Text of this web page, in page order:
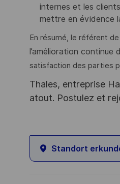
internes et les
mettre en évidence
En résumé, le référent
l’amélioration continue
satisfaction des parties
Thales, entreprise
atout. Postulez et
Standort